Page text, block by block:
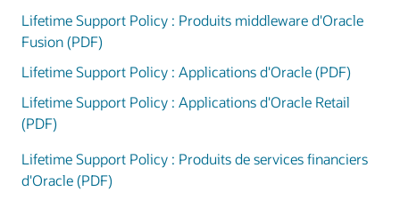
Lifetime Support Policy : Produits middleware d'Oracle
Fusion (PDF)
Lifetime Support Policy : Applications d'Oracle (PDF)
Lifetime Support Policy : Applications d'Oracle Retail
(PDF)
Lifetime Support Policy : Produits de services financiers
d'Oracle (PDF)